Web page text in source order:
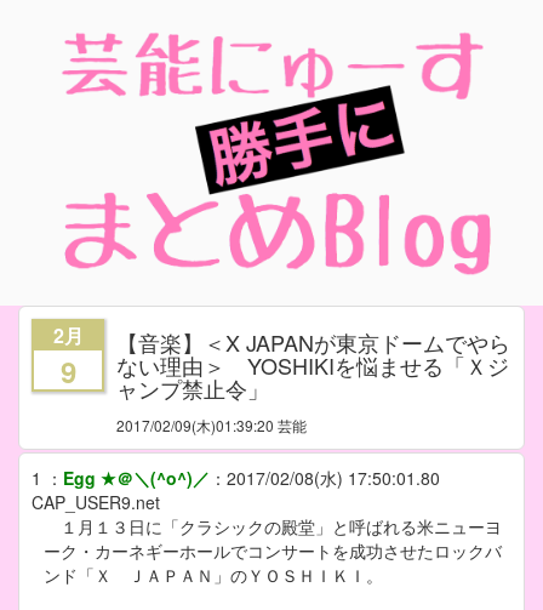
2月
9
【音楽】＜X JAPANが東京ドームでやら
ない理由＞ YOSHIKIを悩ませる「Ｘジ
ャンプ禁止令」
2017/02/09(木)01:39:20 芸能
1 ： Egg ★＠＼(^o^)／ ： 2017/02/08(水) 17:50:01.80
CAP_USER9.net
１月１３日に「クラシックの殿堂」と呼ばれる米ニューヨ
ーク・カーネギーホールでコンサートを成功させたロックバ
ンド「Ｘ ＪＡＰＡＮ」のＹＯＳＨＩＫＩ。